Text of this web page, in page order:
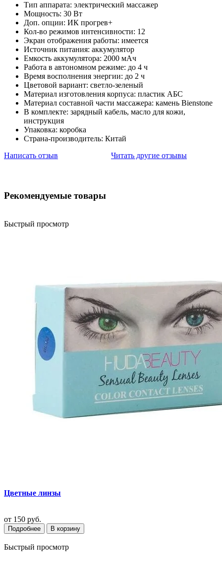
Тип аппарата: электрический массажер
Мощность: 30 Вт
Доп. опции: ИК прогрев+
Кол-во режимов интенсивности: 12
Экран отображения работы: имеется
Источник питания: аккумулятор
Емкость аккумулятора: 2000 мАч
Работа в автономном режиме: до 4 ч
Время восполнения энергии: до 2 ч
Цветовой вариант: светло-зеленый
Материал изготовления корпуса: пластик АБС
Материал составной части массажера: камень Bienstone
В комплекте: зарядный кабель, масло для кожи,
инструкция
Упаковка: коробка
Страна-производитель: Китай
Написать отзыв
Читать другие отзывы
Рекомендуемые товары
Быстрый просмотр
Цветные линзы
от 150 руб.
Подробнее В корзину
Быстрый просмотр